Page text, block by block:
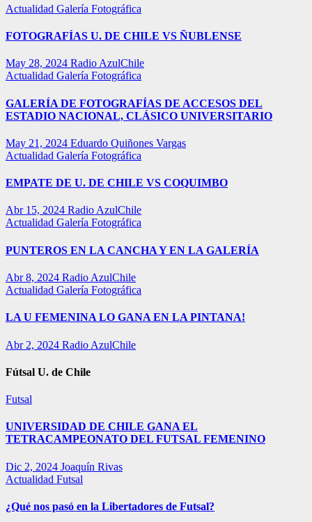
Actualidad Galería Fotográfica
FOTOGRAFÍAS U. DE CHILE VS ÑUBLENSE
May 28, 2024 Radio AzulChile
Actualidad Galería Fotográfica
GALERÍA DE FOTOGRAFÍAS DE ACCESOS DEL
ESTADIO NACIONAL, CLÁSICO UNIVERSITARIO
May 21, 2024 Eduardo Quiñones Vargas
Actualidad Galería Fotográfica
EMPATE DE U. DE CHILE VS COQUIMBO
Abr 15, 2024 Radio AzulChile
Actualidad Galería Fotográfica
PUNTEROS EN LA CANCHA Y EN LA GALERÍA
Abr 8, 2024 Radio AzulChile
Actualidad Galería Fotográfica
LA U FEMENINA LO GANA EN LA PINTANA!
Abr 2, 2024 Radio AzulChile
Fútsal U. de Chile
Futsal
UNIVERSIDAD DE CHILE GANA EL
TETRACAMPEONATO DEL FUTSAL FEMENINO
Dic 2, 2024 Joaquín Rivas
Actualidad Futsal
¿Qué nos pasó en la Libertadores de Futsal?